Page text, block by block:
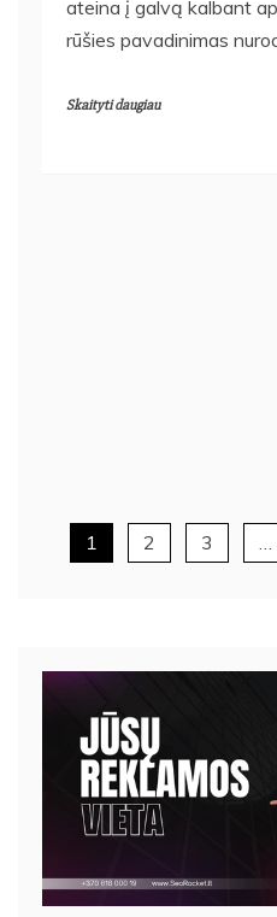
ateina į galvą kalbant
rūšies pavadinimas
Skaityti daugiau
1 2 3